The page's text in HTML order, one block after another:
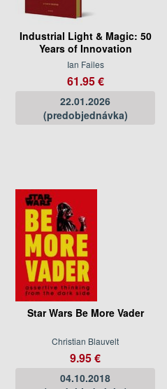
Industrial Light & Magic: 50
Years of Innovation
Ian Failes
61.95 €
22.01.2026
(predobjednávka)
Star Wars Be More Vader
Christian Blauvelt
9.95 €
04.10.2018